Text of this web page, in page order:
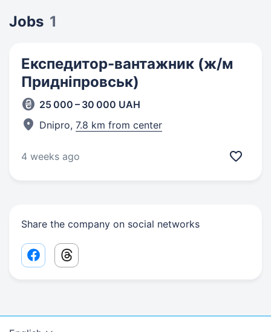
Jobs 1
Експедитор-вантажник (ж/м
Придніпровськ)
25 000 – 30 000 UAH
Dnipro, 7.8 km from center
4 weeks ago
Share the company on social networks
Facebook share link
Threads share link